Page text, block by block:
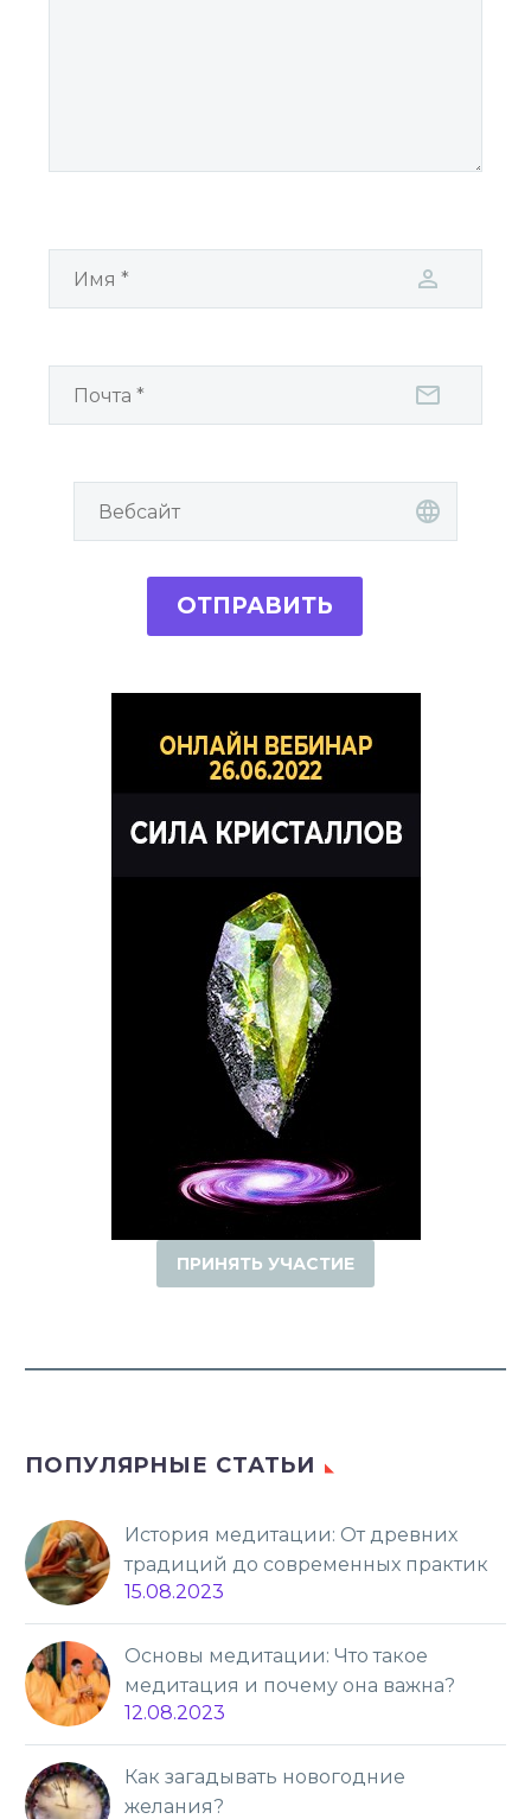
ОТПРАВИТЬ
ПРИНЯТЬ УЧАСТИЕ
ПОПУЛЯРНЫЕ СТАТЬИ
История медитации: От древних
традиций до современных практик
15.08.2023
Основы медитации: Что такое
медитация и почему она важна?
12.08.2023
Как загадывать новогодние
желания?